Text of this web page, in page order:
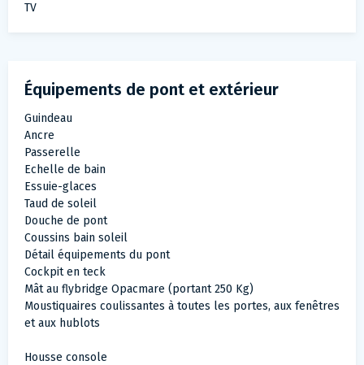
TV
Équipements de pont et extérieur
Guindeau
Ancre
Passerelle
Echelle de bain
Essuie-glaces
Taud de soleil
Douche de pont
Coussins bain soleil
Détail équipements du pont
Cockpit en teck
Mât au flybridge Opacmare (portant 250 Kg)
Moustiquaires coulissantes à toutes les portes, aux fenêtres
et aux hublots
Housse console